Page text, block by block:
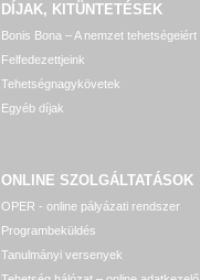
DÍJAK, KITÜNTETÉSEK
Bonis Bona – A nemzet tehetségeiért
Felfedezettjeink
Tehetségnagykövetek
Egyéb díjak
ONLINE SZOLGÁLTATÁSOK
OPER - online pályázati rendszer
Programbeküldés
Tanulmányi versenyek